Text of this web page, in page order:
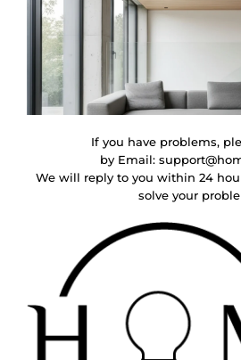
If you have problems,
by Email:
We will reply to you within 24
solve your